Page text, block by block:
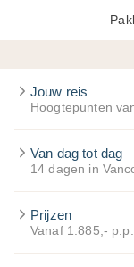
Jouw reis
Hoogtepunten
Van dag tot dag
14 dagen in
Prijzen
Vanaf 1.885,- p.p.